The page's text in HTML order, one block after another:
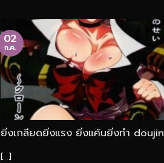
ยิ่งเกลียดยิ่งแรง ยิ่งแค้นยิ่งทำ doujin
[...]
02
ก.ค.